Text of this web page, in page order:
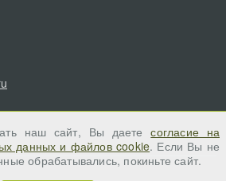
наш сайт, Вы даетесогласие на
данных и файлов cookie. Если Вы не
обрабатывались, покиньте сайт.